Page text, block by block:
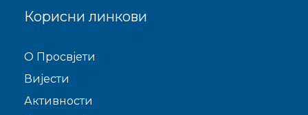
Корисни линкови
O Просвјети
Виjести
Активности